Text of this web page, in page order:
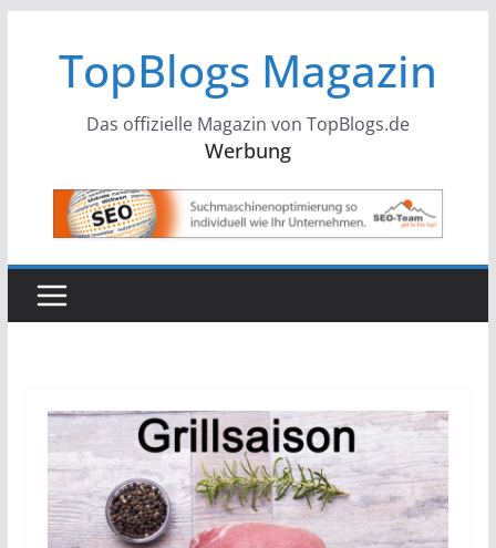
springenTopBlogs Magazin
Das offizielle Magazin von TopBlogs.de
Werbung